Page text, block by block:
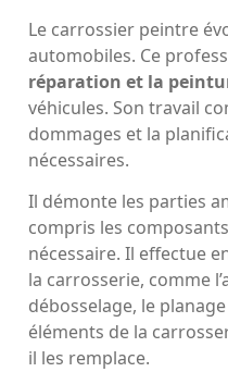
Le carrossier peintre
automobiles. Ce
réparation et la
véhicules. Son travail
dommages et la
nécessaires.
Il démonte les parties
compris les
nécessaire. Il effectue
la carrosserie, comme
débosselage, le
éléments de la
il les remplace.